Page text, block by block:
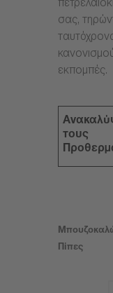
σας,
εκπομπές.
τους
Πίπες